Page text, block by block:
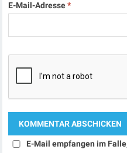
E-Mail-Adresse*
E-Mail empfangen im